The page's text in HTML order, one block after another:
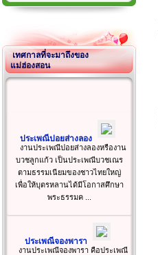
เทศกาลที่จะมาถึงของ
แม่ฮ่องสอน
ประเพณีปอยส่างลอง
งานประเพณีปอยส่างลองหรืองาน
บวชลูกแก้ว เป็นประเพณีบวชเณร
ตามธรรมเนียมของชาวไทยใหญ่
เพื่อให้บุตรหลานได้มีโอกาสศึกษา
พระธรรมค ...
ประเพณีจองพารา
งานประเพณีจองพารา คือประเพณี